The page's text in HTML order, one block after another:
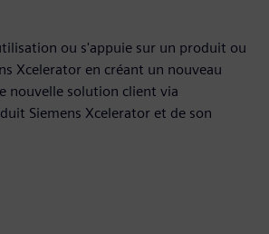
ou s'appuie sur un produit ou
Xcelerator en créant un nouveau
nouvelle solution client via
Siemens Xcelerator et de son